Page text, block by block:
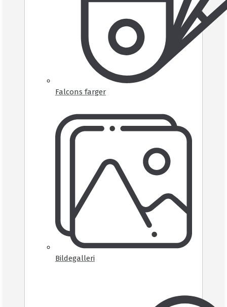
Falcons farger
Bildegalleri